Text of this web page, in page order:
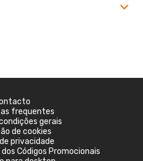
frequentes
gerais
de cookies
privacidade
Códigos Promocionais